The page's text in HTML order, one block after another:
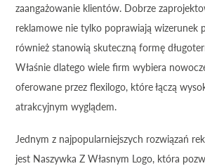
zaangażowanie klientów. Dobrze
reklamowe nie tylko poprawiają wizerunek
również stanowią skuteczną formę
Właśnie dlatego wiele firm wybiera
oferowane przez flexilogo, które łączą
atrakcyjnym wyglądem.
Jednym z najpopularniejszych rozwiązań
jest Naszywka Z Własnym Logo, która